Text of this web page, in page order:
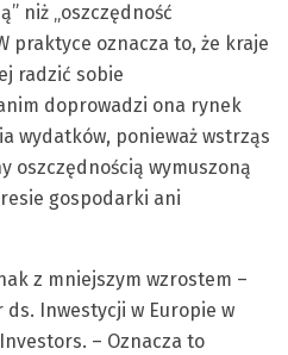
niż „oszczędność
praktyce oznacza to, że kraje
radzić sobie
doprowadzi ona rynek
wydatków, ponieważ wstrząs
oszczędnością wymuszoną
gospodarki ani
z mniejszym wzrostem –
Inwestycji w Europie w
– Oznacza to